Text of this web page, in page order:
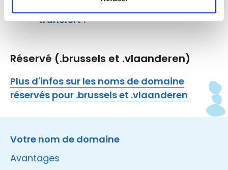
l’utiliser pour demander un
transfert ?
Réservé (.brussels et .vlaanderen)
Plus d'infos sur les noms de domaine
réservés pour .brussels et .vlaanderen
Votre nom de domaine
Avantages